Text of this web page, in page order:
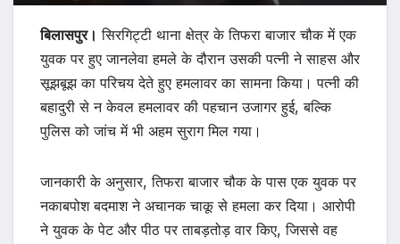
बिलासपुर। सिरगिट्टी थाना क्षेत्र के तिफरा बाजार चौक में एक
युवक पर हुए जानलेवा हमले के दौरान उसकी पत्नी ने साहस और
सूझबूझ का परिचय देते हुए हमलावर का सामना किया। पत्नी की
बहादुरी से न केवल हमलावर की पहचान उजागर हुई, बल्कि
पुलिस को जांच में भी अहम सुराग मिल गया।
जानकारी के अनुसार, तिफरा बाजार चौक के पास एक युवक पर
नकाबपोश बदमाश ने अचानक चाकू से हमला कर दिया। आरोपी
ने युवक के पेट और पीठ पर ताबड़तोड़ वार किए, जिससे वह